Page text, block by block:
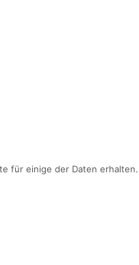
für einige der Daten erhalten.